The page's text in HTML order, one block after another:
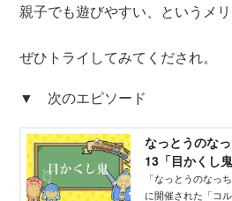
親子でも遊びやすい、というメリ
ぜひトライしてみてくだされ。
▼ 次のエピソード
なっとうのな
13「目かくし
社
「なっとうのなっ
に開催された「コ